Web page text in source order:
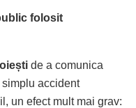
folosit
de a comunica
accident
un efect mult mai grav: